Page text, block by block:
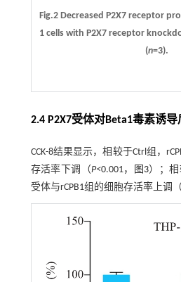
Fig.2 Decreased P2X7 receptor
1 cells with P2X7 receptor
(n=3).
2.4 P2X7受体对Beta1毒素诱
CCK-8结果显示，相较于Ctrl组，
存活率下调（P<0.001， 图3）；相
受体与rCPB1组的细胞存活率上调（